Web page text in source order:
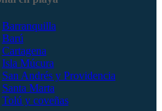
Barranquilla
Barú
Cartagena
Isla Múcura
San Andrés y Providencia
Santa Marta
Tolú y coveñas